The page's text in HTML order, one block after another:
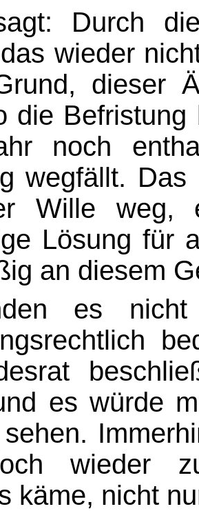
Durch
wieder
dieser
die
noch
wegfällt.
Wille weg,
Lösung für
an diesem
es
es würde
wieder
käme, nicht